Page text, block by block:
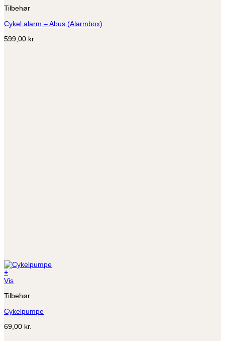
Tilbehør
Cykel alarm – Abus (Alarmbox)
599,00 kr.
+
Vis
Tilbehør
Cykelpumpe
69,00 kr.